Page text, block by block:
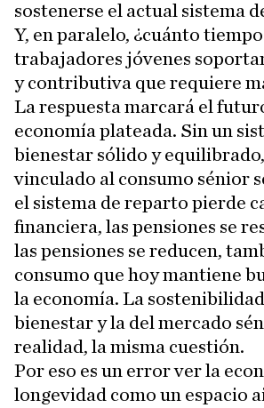
sostenerse el actual sistema
Y, en paralelo, ¿cuánto
trabajadores jóvenes
y contributiva que requiere
La respuesta marcará el
economía plateada. Sin un
bienestar sólido y
vinculado al consumo sénior
el sistema de reparto pierde
financiera, las pensiones se
las pensiones se reducen,
consumo que hoy mantiene
la economía. La
bienestar y la del mercado
realidad, la misma cuestión.
Por eso es un error ver la
longevidad como un espacio